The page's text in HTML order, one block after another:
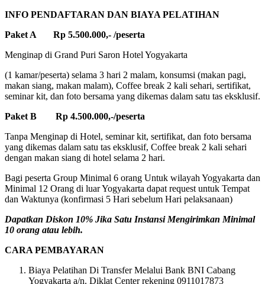
INFO PENDAFTARAN DAN BIAYA PELATIHAN
Paket A Rp 5.500.000,- /peserta
Menginap di Grand Puri Saron Hotel Yogyakarta
(1 kamar/peserta) selama 3 hari 2 malam, konsumsi (makan pagi,
makan siang, makan malam), Coffee break 2 kali sehari, sertifikat,
seminar kit, dan foto bersama yang dikemas dalam satu tas eksklusif.
Paket B Rp 4.500.000,-/peserta
Tanpa Menginap di Hotel, seminar kit, sertifikat, dan foto bersama
yang dikemas dalam satu tas eksklusif, Coffee break 2 kali sehari
dengan makan siang di hotel selama 2 hari.
Bagi peserta Group Minimal 6 orang Untuk wilayah Yogyakarta dan
Minimal 12 Orang di luar Yogyakarta dapat request untuk Tempat
dan Waktunya (konfirmasi 5 Hari sebelum Hari pelaksanaan)
Dapatkan Diskon 10% Jika Satu Instansi Mengirimkan Minimal
10 orang atau lebih.
CARA PEMBAYARAN
Biaya Pelatihan Di Transfer Melalui Bank BNI Cabang
Yogyakarta a/n. Diklat Center rekening 0911017873